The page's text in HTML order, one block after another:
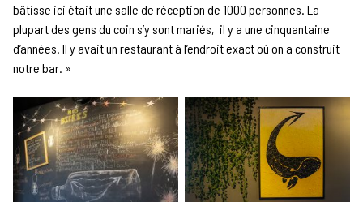
bâtisse ici était une salle de réception de 1000 personnes. La
plupart des gens du coin s’y sont mariés, il y a une cinquantaine
d’années. Il y avait un restaurant à l’endroit exact où on a construit
notre bar. »